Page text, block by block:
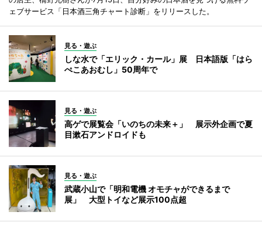
ェブサービス「日本酒三角チャート診断」をリリースした。
見る・遊ぶ
しな水で「エリック・カール」展 日本語版「はら
ぺこあおむし」50周年で
見る・遊ぶ
高ゲで展覧会「いのちの未来＋」 展示外企画で夏
目漱石アンドロイドも
見る・遊ぶ
武蔵小山で「明和電機 オモチャができるまで
展」 大型トイなど展示100点超